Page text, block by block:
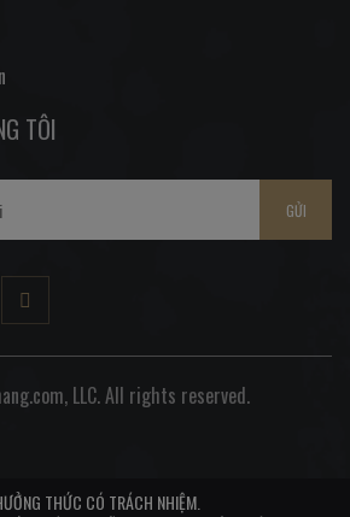
TÔI
GỬI
LLC. All rights reserved.
THỨC CÓ TRÁCH NHIỆM.